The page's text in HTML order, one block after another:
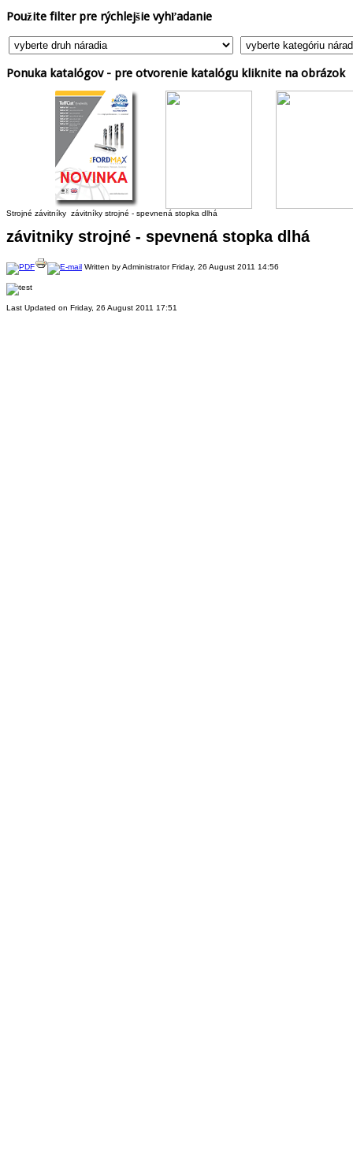
Použite filter pre rýchlejšie vyhľadanie
Ponuka katalógov - pre otvorenie katalógu kliknite na obrázok
Strojné závitníky závitníky strojné - spevnená stopka dlhá
závitniky strojné - spevnená stopka dlhá
Written by AdministratorFriday, 26 August 2011 14:56
Last Updated on Friday, 26 August 2011 17:51